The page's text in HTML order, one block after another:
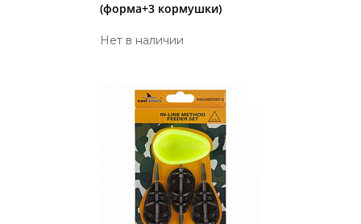
(форма+3 кормушки)
Нет в наличии